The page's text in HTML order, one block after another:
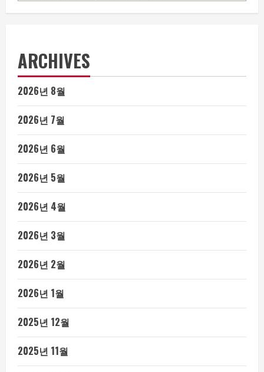
ARCHIVES
2026년 8월
2026년 7월
2026년 6월
2026년 5월
2026년 4월
2026년 3월
2026년 2월
2026년 1월
2025년 12월
2025년 11월